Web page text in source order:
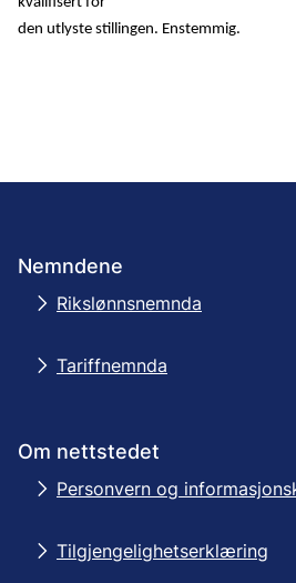
den utlyste stillingen. Enstemmig.
Nemndene
Rikslønnsnemnda
Tariffnemnda
Om nettstedet
Personvern og
Tilgjengelighetserklæring